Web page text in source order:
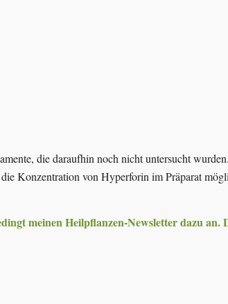
die daraufhin noch nicht untersucht
Konzentration von Hyperforin im Präparat
meinen Heilpflanzen-Newsletter dazu